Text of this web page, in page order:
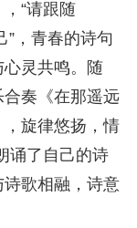
“请跟随
，青春的诗句
灵共鸣。随
奏《在那遥远
旋律悠扬，情
诵了自己的诗
歌相融，诗意